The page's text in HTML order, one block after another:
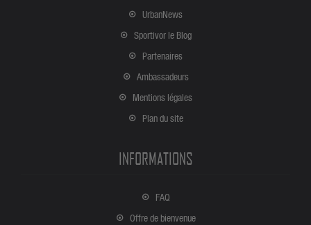
UrbanNews
Sportivor le Blog
Partenaires
Ambassadeurs
Mentions légales
Plan du site
INFORMATIONS
FAQ
Offre de bienvenue